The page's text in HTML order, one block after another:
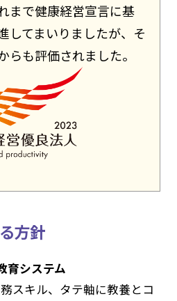
まで健康経営宣言に基
してまいりましたが、そ
らも評価されました。
方針
育システム
スキル、タテ軸に教養とコ